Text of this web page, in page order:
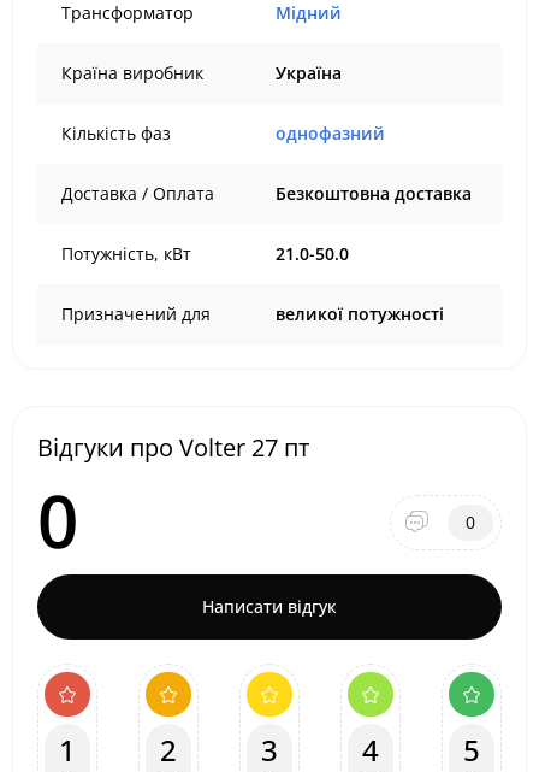
Трансформатор Мідний
Країна виробник Україна
Кількість фаз однофазний
Доставка / Оплата Безкоштовна доставка
Потужність, кВт 21.0-50.0
Призначений для великої потужності
Відгуки про Volter 27 пт
0 0
Написати відгук
1 2 3 4 5